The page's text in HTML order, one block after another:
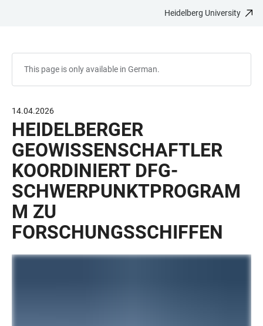
Heidelberg University
This page is only available in German.
14.04.2026
HEIDELBERGER
GEOWISSENSCHAFTLER
KOORDINIERT DFG-
SCHWERPUNKTPROGRAM
M ZU
FORSCHUNGSSCHIFFEN